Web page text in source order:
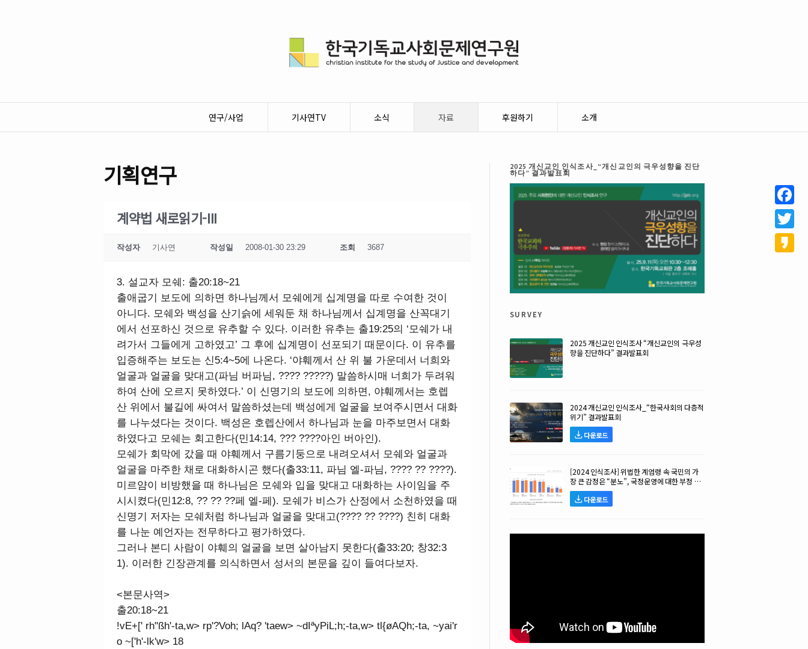
연구/사업 기사연TV 소식 자료 후원하기 소개
기획연구
계약법 새로읽기-III
작성자 기사연 작성일 2008-01-30 23:29 조회 3687
3. 설교자 모쉐: 출20:18~21
출애굽기 보도에 의하면 하나님께서 모쉐에게 십계명을 따로 수여한 것이
아니다. 모쉐와 백성을 산기슭에 세워둔 채 하나님께서 십계명을 산꼭대기
에서 선포하신 것으로 유추할 수 있다. 이러한 유추는 출19:25의 ‘모쉐가 내
려가서 그들에게 고하였고’ 그 후에 십계명이 선포되기 때문이다. 이 유추를
입증해주는 보도는 신5:4~5에 나온다. ‘야훼께서 산 위 불 가운데서 너희와
얼굴과 얼굴을 맞대고(파님 버파님, ???? ?????) 말씀하시매 너희가 두려워
하여 산에 오르지 못하였다.’ 이 신명기의 보도에 의하면, 야훼께서는 호렙
산 위에서 불길에 싸여서 말씀하셨는데 백성에게 얼굴을 보여주시면서 대화
를 나누셨다는 것이다. 백성은 호렙산에서 하나님과 눈을 마주보면서 대화
하였다고 모쉐는 회고한다(민14:14, ??? ????아인 버아인).
모쉐가 회막에 갔을 때 야훼께서 구름기둥으로 내려오셔서 모쉐와 얼굴과
얼굴을 마주한 채로 대화하시곤 했다(출33:11, 파님 엘-파님, ???? ?? ????).
미르얌이 비방했을 때 하나님은 모쉐와 입을 맞대고 대화하는 사이임을 주
시시켰다(민12:8, ?? ?? ??페 엘-페). 모쉐가 비스가 산정에서 소천하였을 때
신명기 저자는 모쉐처럼 하나님과 얼굴을 맞대고(???? ?? ????) 친히 대화
를 나눈 예언자는 전무하다고 평가하였다.
그러나 본디 사람이 야훼의 얼굴을 보면 살아남지 못한다(출33:20; 창32:3
1). 이러한 긴장관계를 의식하면서 성서의 본문을 깊이 들여다보자.
<본문사역>
출20:18~21
!vE+[' rh"ßh'-ta,w> rp'?Voh; lAq? 'taew> ~dIªyPiL;h;-ta,w> tl{øAQh;-ta, ~yai'r
o ~['h'-lk'w> 18
2025 개신교인 인식조사_“개신교인의 극우성향을 진단
하다” 결과발표회
survey
2025 개신교인 인식조사 “개신교인의 극우성
향을 진단하다” 결과발표회
2024 개신교인 인식조사_“한국사회의 다층적
위기” 결과발표회
다운로드
[2024 인식조사] 위법한 계엄령 속 국민의 가
장 큰 감정은 “분노”, 국정운영에 대한 부정 평
가 높아!
다운로드
Twitter